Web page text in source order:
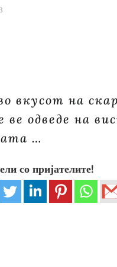
вкусот на
одведе на
…
со пријателите!